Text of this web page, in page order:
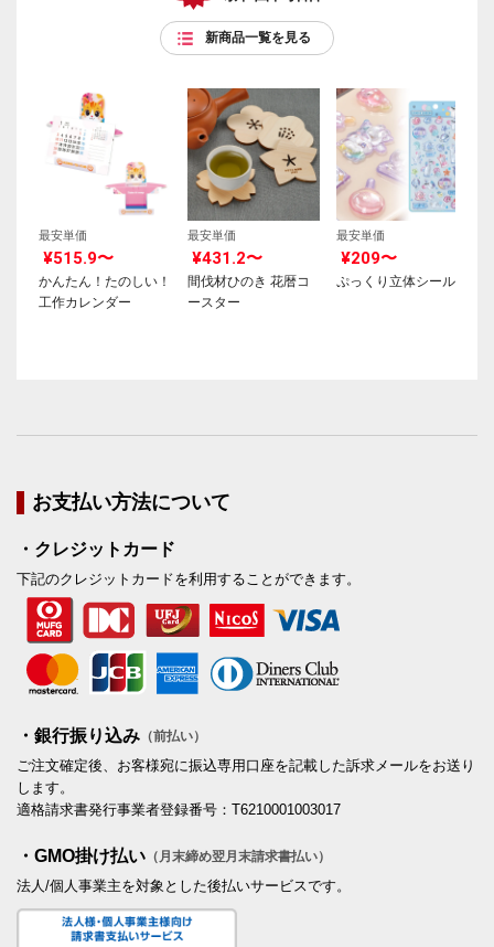
新商品一覧を見る
最安単価
¥515.9〜
かんたん！たのしい！
工作カレンダー
最安単価
¥431.2〜
間伐材ひのき 花暦コ
ースター
最安単価
¥209〜
ぷっくり立体シール
お支払い方法について
・クレジットカード
下記のクレジットカードを利用することができます。
・銀行振り込み （前払い）
ご注文確定後、お客様宛に振込専用口座を記載した訴求メールをお送り
します。
適格請求書発行事業者登録番号：T6210001003017
・GMO掛け払い （月末締め翌月末請求書払い）
法人/個人事業主を対象とした後払いサービスです。